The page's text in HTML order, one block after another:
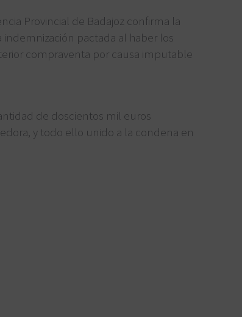
Provincial de Badajoz confirma la
pactada al haber los
compraventa por causa imputable
de doscientos mil euros
y todo ello unido a la condena en